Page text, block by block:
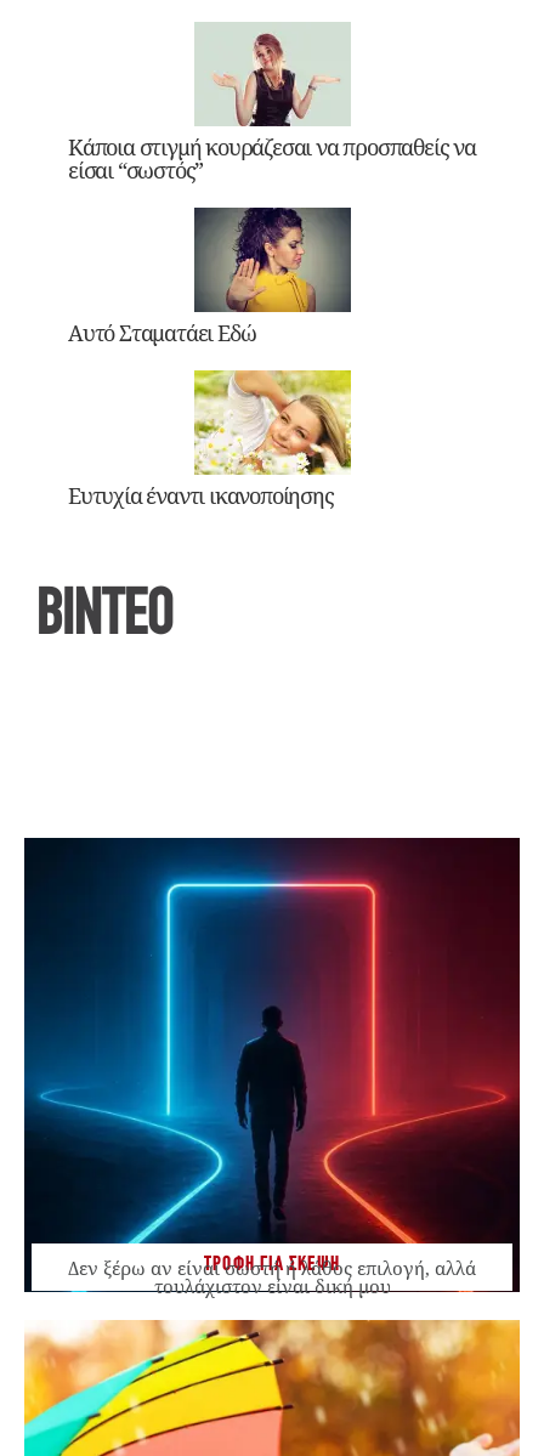
Κάποια στιγμή κουράζεσαι να προσπαθείς να
είσαι “σωστός”
Αυτό Σταματάει Εδώ
Ευτυχία έναντι ικανοποίησης
ΒΙΝΤΕΟ
ΤΡΟΦΗ ΓΙΑ ΣΚΕΨΗ
Δεν ξέρω αν είναι σωστή ή λάθος επιλογή, αλλά
τουλάχιστον είναι δική μου